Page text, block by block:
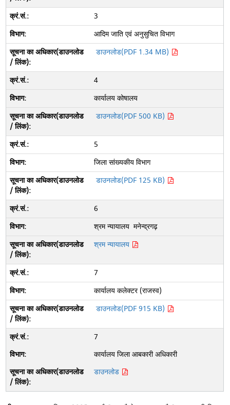
3
आदिम जाति एवं अनुसुचित विभाग
डाउनलोड(PDF 1.34 MB)
4
कार्यालय कोषालय
डाउनलोड(PDF 500 KB)
5
जिला सांख्यकीय विभाग
डाउनलोड(PDF 125 KB)
6
श्रम न्यायालय मनेन्द्रगढ़
श्रम न्यायालय
7
कार्यालय कलेक्टर (राजस्व)
डाउनलोड(PDF 915 KB)
7
कार्यालय जिला आबकारी अधिकारी
डाउनलोड